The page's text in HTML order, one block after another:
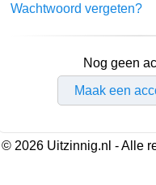
Wachtwoord vergeten?
Nog geen
Maak een
© 2026 Uitzinnig.nl - Alle